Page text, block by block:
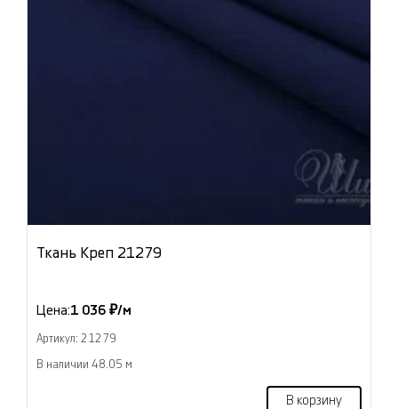
Ткань Креп 21279
Цена:1 036 ₽/м
Артикул: 21279
В наличии 48.05 м
В корзину